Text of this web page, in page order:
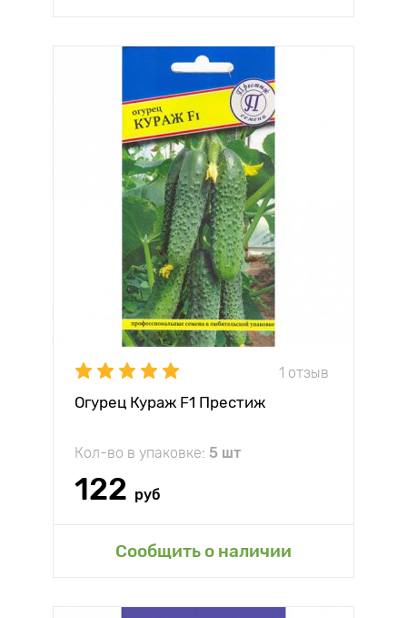
1 отзыв
Огурец Кураж F1 Престиж
Кол-во в упаковке: 5 шт
122 руб
Сообщить о наличии